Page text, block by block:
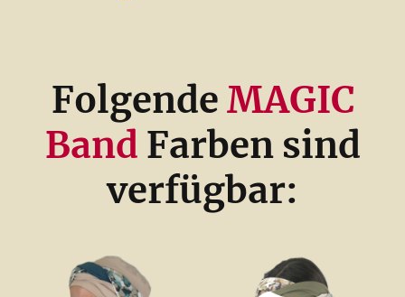
Folgende MAGIC
Band Farben sind
verfügbar: